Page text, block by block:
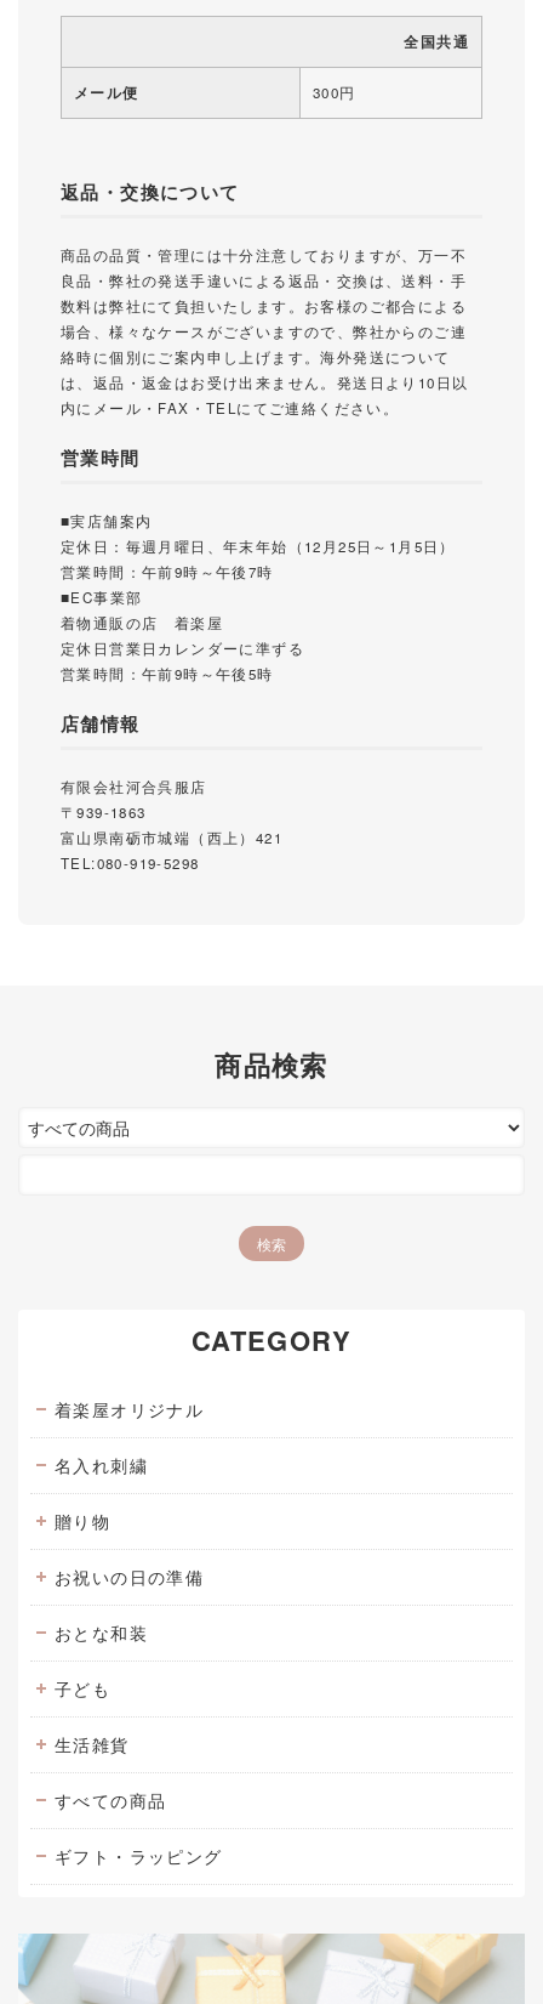
商品検索
CATEGORY
着楽屋オリジナル
名入れ刺繍
贈り物
お祝いの日の準備
おとな和装
子ども
生活雑貨
すべての商品
ギフト・ラッピング
全国共通
メール便 300円
返品・交換について
商品の品質・管理には十分注意しておりますが、万一不
良品・弊社の発送手違いによる返品・交換は、送料・手
数料は弊社にて負担いたします。お客様のご都合による
場合、様々なケースがございますので、弊社からのご連
絡時に個別にご案内申し上げます。海外発送について
は、返品・返金はお受け出来ません。発送日より10日以
内にメール・FAX・TELにてご連絡ください。
営業時間
■実店舗案内
定休日：毎週月曜日、年末年始（12月25日～1月5日）
営業時間：午前9時～午後7時
■EC事業部
着物通販の店 着楽屋
定休日営業日カレンダーに準ずる
営業時間：午前9時～午後5時
店舗情報
有限会社河合呉服店
〒939-1863
富山県南砺市城端（西上）421
TEL:080-919-5298